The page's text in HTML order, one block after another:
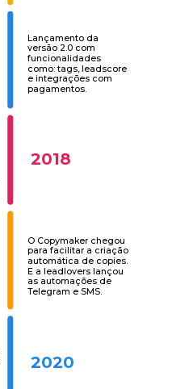
Lançamento da
versão 2.0 com
funcionalidades
como: tags, leadscore
e integrações com
pagamentos.
O Copymaker chegou
para facilitar a criação
automática de copies.
E a leadlovers lançou
as automações de
Telegram e SMS.
2018
2020